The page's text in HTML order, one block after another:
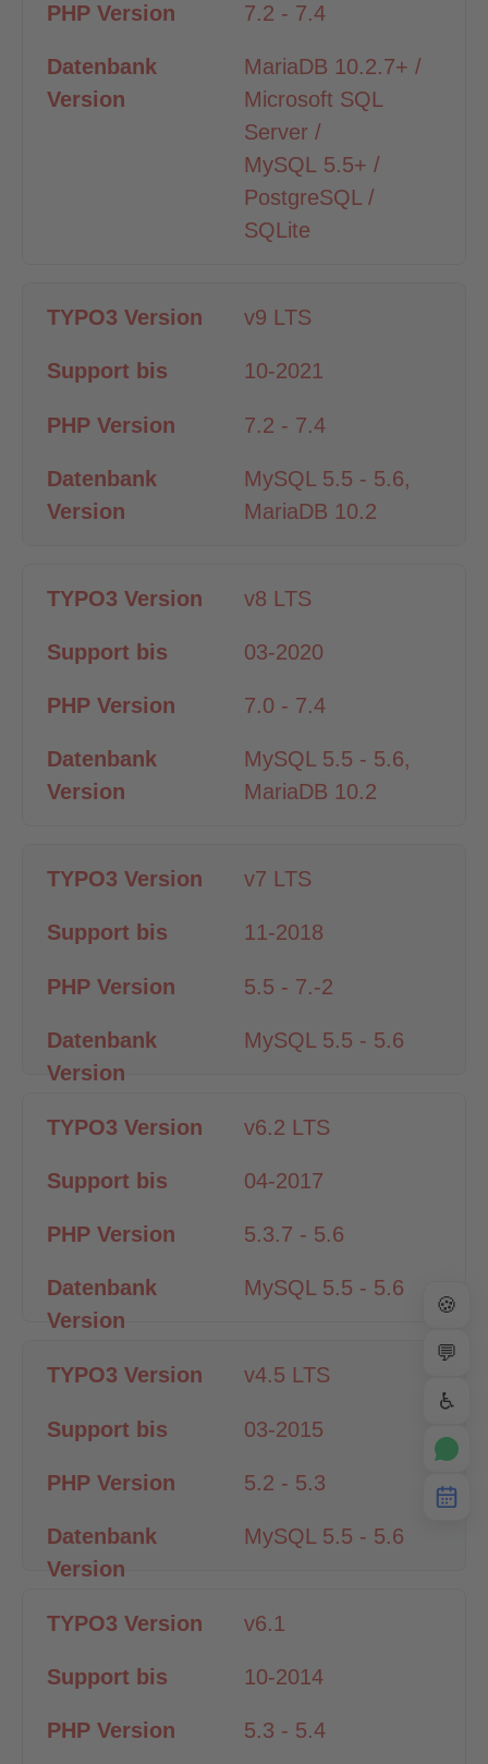
7.2 - 7.4
MariaDB 10.2.7+ /
Microsoft SQL
Server /
MySQL 5.5+ /
PostgreSQL /
SQLite
v9 LTS
10-2021
7.2 - 7.4
MySQL 5.5 - 5.6,
MariaDB 10.2
v8 LTS
03-2020
7.0 - 7.4
MySQL 5.5 - 5.6,
MariaDB 10.2
v7 LTS
11-2018
5.5 - 7.-2
MySQL 5.5 - 5.6
v6.2 LTS
04-2017
5.3.7 - 5.6
MySQL 5.5 - 5.6
v4.5 LTS
03-2015
5.2 - 5.3
MySQL 5.5 - 5.6
v6.1
10-2014
5.3 - 5.4
🍪
💬
♿